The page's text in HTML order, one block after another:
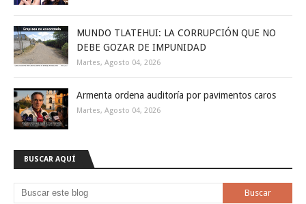
MUNDO TLATEHUI: LA CORRUPCIÓN QUE NO
DEBE GOZAR DE IMPUNIDAD
Martes, Agosto 04, 2026
Armenta ordena auditoría por pavimentos caros
Martes, Agosto 04, 2026
BUSCAR AQUÍ